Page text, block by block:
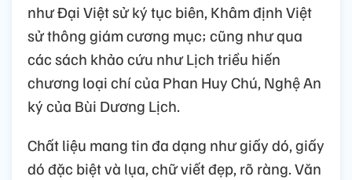
như Đại Việt sử ký tục biên, Khâm định Việt
sử thông giám cương mục; cũng như qua
các sách khảo cứu như Lịch triều hiến
chương loại chí của Phan Huy Chú, Nghệ An
ký của Bùi Dương Lịch.
Chất liệu mang tin đa dạng như giấy dó, giấy
dó đặc biệt và lụa, chữ viết đẹp, rõ ràng. Văn